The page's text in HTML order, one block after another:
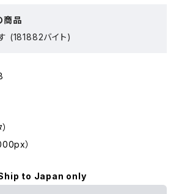
商品
(181882バイト)
）
to Japan only